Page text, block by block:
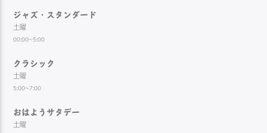
ジャズ・スタンダード
土曜
00:00~5:00
クラシック
土曜
5:00~7:00
おはようサタデー
土曜